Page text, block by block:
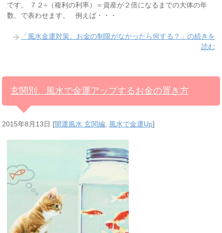
です。 ７２÷（複利の利率）＝資産が２倍になるまでの大体の年
数、で表わせます。 例えば・・・
「風水金運対策。お金の制限がなかったら何する？」の続きを
読む
玄関別、風水で金運アップするお金の置き方
2015年8月13日 [開運風水 玄関編, 風水で金運Up]